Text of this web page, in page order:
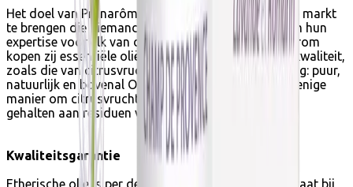
Het doel van Pranarôm is om essentiële oliën op de markt
te brengen die niemand anders aanbiedt. En ook om hun
expertise voor elk van deze oliën in te brengen. Daarom
kopen zij essentiële oliën van de hoogst mogelijke kwaliteit,
zoals die van citrusvruchten. Hun beleid is eenvoudig: puur,
natuurlijk en bovenal ORGANISCH. Biologisch is de enige
manier om citrusvruchten te krijgen met de laagste
gehalten aan residuen van bestrijdingsmiddelen.
Kwaliteitsgarantie
Etherische olie is per definitie het product dat ontstaat bij